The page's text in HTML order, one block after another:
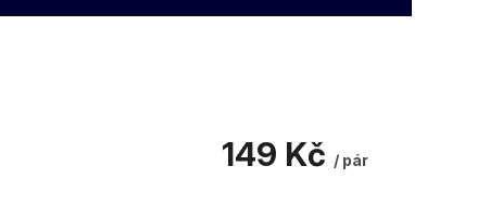
149 Kč / pár